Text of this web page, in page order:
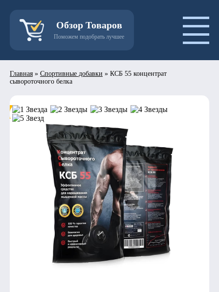
Обзор Товаров
Поможем подобрать лучшее
Главная » Спортивные добавки » КСБ 55 концентрат
сывороточного белка
- 50%